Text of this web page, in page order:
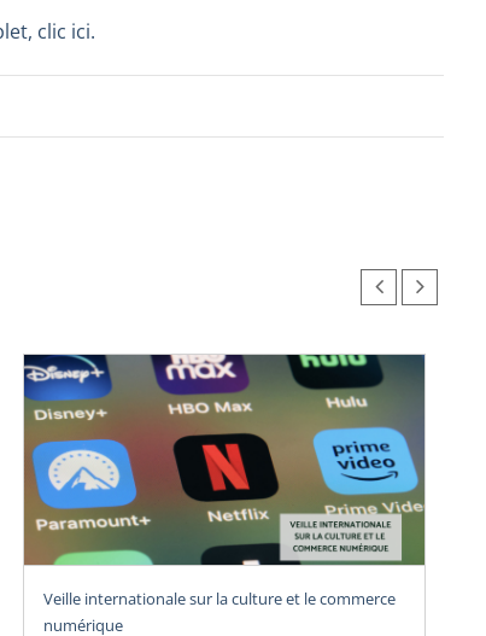
clic ici.
Veille internationale sur la culture et le commerce
numérique